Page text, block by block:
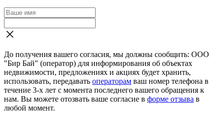
До получения вашего согласия, мы должны сообщить: ООО
"Бир Бай" (оператор) для информирования об объектах
недвижимости, предложениях и акциях будет хранить,
использовать, передавать операторам ваш номер телефона в
течение 3-х лет с момента последнего вашего обращения к
нам. Вы можете отозвать ваше согласие в форме отзыва в
любой момент.